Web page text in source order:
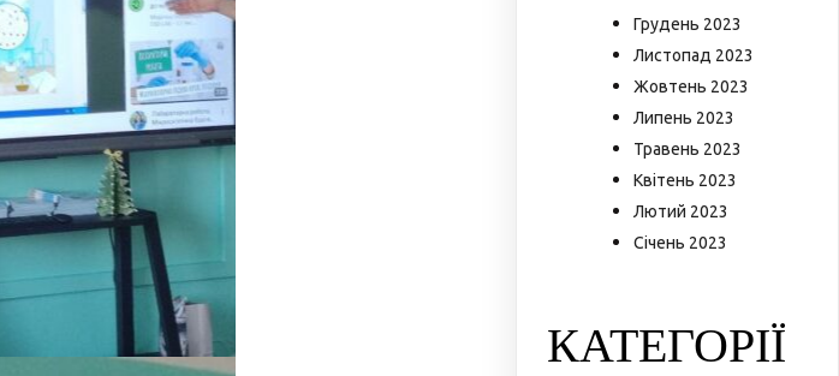
Грудень 2023
Листопад 2023
Жовтень 2023
Липень 2023
Травень 2023
Квітень 2023
Лютий 2023
Січень 2023
КАТЕГОРІЇ